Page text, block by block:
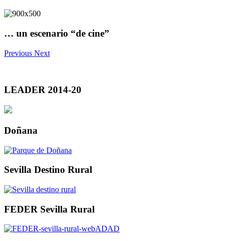
… un escenario “de cine”
Previous Next
LEADER 2014-20
Doñana
Sevilla Destino Rural
FEDER Sevilla Rural